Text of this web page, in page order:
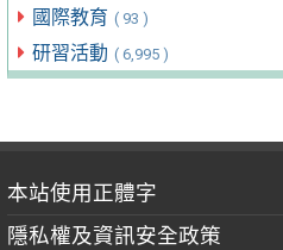
國際教育 ( 93 )
研習活動 ( 6,995 )
本站使用正體字
隱私權及資訊安全政策